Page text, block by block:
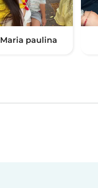
Maria paulina